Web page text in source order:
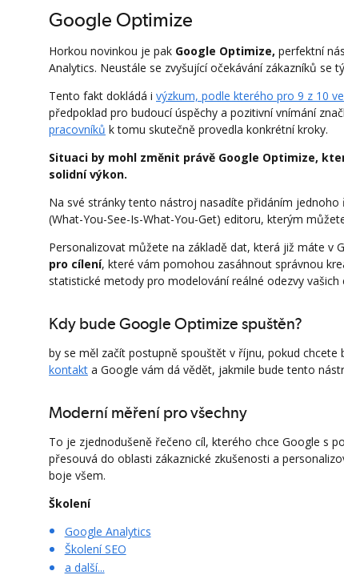
Google Optimize
Horkou novinkou je pak Google Optimize, perfektní
Analytics. Neustále se zvyšující očekávání zákazníků se
Tento fakt dokládá i výzkum, podle kterého pro 9 z 10
předpoklad pro budoucí úspěchy a pozitivní vnímání
pracovníků k tomu skutečně provedla konkrétní kroky.
Situaci by mohl změnit právě Google Optimize,
solidní výkon.
Na své stránky tento nástroj nasadíte přidáním
(What-You-See-Is-What-You-Get) editoru, kterým
Personalizovat můžete na základě dat, která již máte v
pro cílení, které vám pomohou zasáhnout správnou
statistické metody pro modelování reálné odezvy vašich
Kdy bude Google Optimize spuštěn?
by se měl začít postupně spouštět v říjnu, pokud chcete
kontakt a Google vám dá vědět, jakmile bude tento
Moderní měření pro všechny
To je zjednodušeně řečeno cíl, kterého chce Google s
přesouvá do oblasti zákaznické zkušenosti a
boje všem.
Školení
Google Analytics
Školení SEO
a další...